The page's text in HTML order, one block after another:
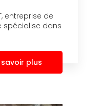
entreprise de
spécialise dans
savoir plus